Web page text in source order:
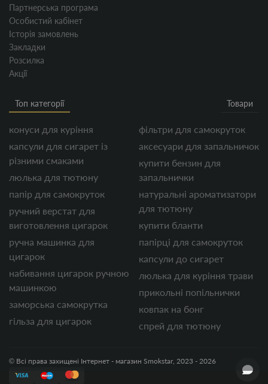
Партнерська програма
Особистий кабінет
Історія замовлень
Закладки
Розсилка
Акції
Топ категорії Товари
конуси для куріння
капсули для сигарет із
різними смаками
люлька для тютюну
папір для самокруток
ручний верстат для
виготовлення цигарок
ручна машинка для
цигарок
набивання цигарок ручною
машинкою
заморська самокрутка
гільза для цигарок
фільтри для самокруток
аксесуари для запальничок
купити бензин для
запальнички
натуральні ароматизатори
для тютюну
купити бланти
папірці для самокруток
капсули до сигарет
люлька для куріння трави
прикольні попільнички
ковпак на бонг
спрей для тютюну
© Всі права захищені Інтернет - магазин Smokstar, 2023 - 2026